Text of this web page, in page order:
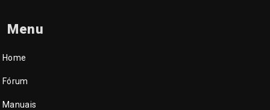
Menu
Home
Fórum
Manuais